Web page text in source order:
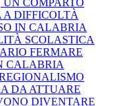
COMPARTO
A DIFFICOLTÀ
IN CALABRIA
SCOLASTICA
FERMARE
CALABRIA
DA ATTUARE
DIVENTARE